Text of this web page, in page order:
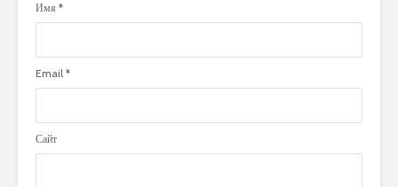
Имя *
Email *
Сайт